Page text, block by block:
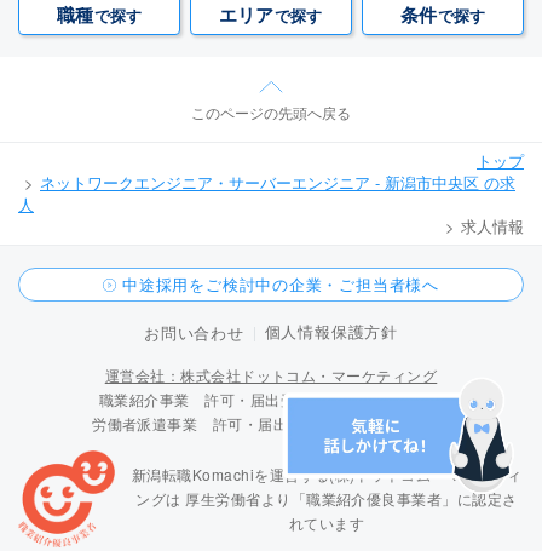
職種で探す エリアで探す 条件で探す
このページの先頭へ戻る
トップ
ネットワークエンジニア・サーバーエンジニア - 新潟市中央区 の求
人
求人情報
中途採用をご検討中の企業・ご担当者様へ
お問い合わせ 個人情報保護方針
運営会社：株式会社ドットコム・マーケティング
職業紹介事業 許可・届出受理番号 15-ユ-300096
労働者派遣事業 許可・届出受理番号 派 15-300424
新潟転職Komachiを運営する(株)ドットコム・マーケティ
ングは 厚生労働省より「職業紹介優良事業者」に認定さ
れています